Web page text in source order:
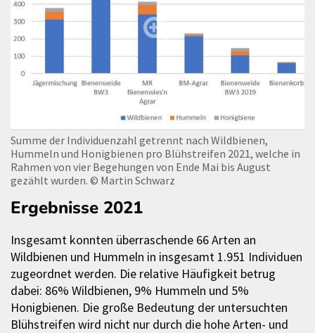
Summe der Individuenzahl getrennt nach Wildbienen,
Hummeln und Honigbienen pro Blühstreifen 2021, welche in
Rahmen von vier Begehungen von Ende Mai bis August
gezählt wurden. © Martin Schwarz
Ergebnisse 2021
Insgesamt konnten überraschende 66 Arten an
Wildbienen und Hummeln in insgesamt 1.951 Individuen
zugeordnet werden. Die relative Häufigkeit betrug
dabei: 86% Wildbienen, 9% Hummeln und 5%
Honigbienen. Die große Bedeutung der untersuchten
Blühstreifen wird nicht nur durch die hohe Arten- und